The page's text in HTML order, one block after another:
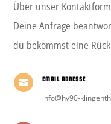
Über unser
Deine Anfrage
du bekommst eine
 EMAIL ADRESSE
info@hv90-